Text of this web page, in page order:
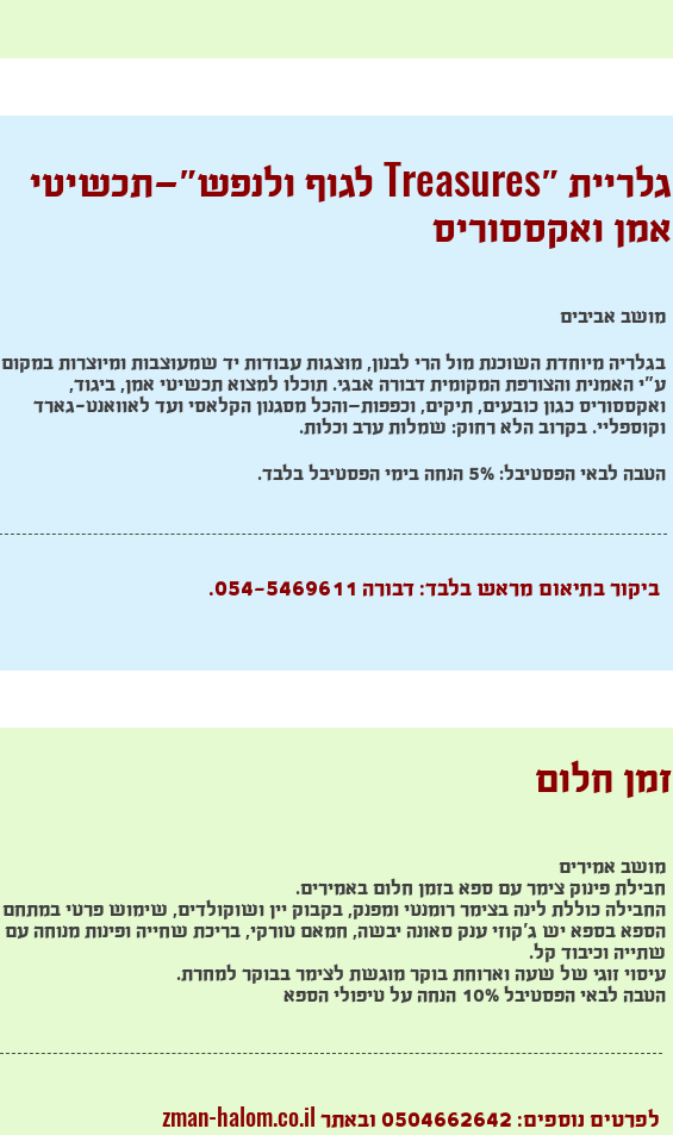
גלריית "Treasures לגוף ולנפש"—תכשיטי
אמן ואקססוריס
מושב אביבים
בגלריה מיוחדת השוכנת מול הרי לבנון, מוצגות עבודות יד שמעוצבות ומיוצרות במקום
ע"י האמנית והצורפת המקומית דבורה אבגי. תוכלו למצוא תכשיטי אמן, ביגוד,
ואקססוריס כגון כובעים, תיקים, וכפפות—והכל מסגנון הקלאסי ועד לאוואנט-גארד
וקוספליי. בקרוב הלא רחוק: שמלות ערב וכלות.
הטבה לבאי הפסטיבל: 5% הנחה בימי הפסטיבל בלבד.
ביקור בתיאום מראש בלבד: דבורה 054-5469611.
זמן חלום
מושב אמירים
חבילת פינוק צימר עם ספא בזמן חלום באמירים.
החבילה כוללת לינה בצימר רומנטי ומפנק, בקבוק יין ושוקולדים, שימוש פרטי במתחם
הספא בספא יש ג'קוזי ענק סאונה יבשה, חמאם טורקי, בריכת שחייה ופינות מנוחה עם
שתייה וכיבוד קל.
עיסוי זוגי של שעה וארוחת בוקר מוגשת לצימר בבוקר למחרת.
הטבה לבאי הפסטיבל 10% הנחה על טיפולי הספא
לפרטים נוספים: 0504662642 ובאתר zman-halom.co.il